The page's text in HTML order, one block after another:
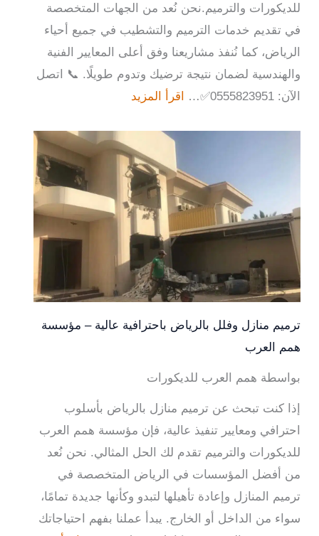
للديكورات والترميم.نحن نُعد من الجهات المتخصصة
في تقديم خدمات الترميم والتشطيب في جميع أحياء
الرياض، كما نُنفذ مشاريعنا وفق أعلى المعايير الفنية
والهندسية لضمان نتيجة ترضيك وتدوم طويلًا. 📞 اتصل
الآن: 0555823951✅…
اقرأ المزيد
ترميم منازل وفلل بالرياض باحترافية عالية – مؤسسة
همم العرب
بواسطة همم العرب للديكورات
إذا كنت تبحث عن ترميم منازل بالرياض بأسلوب
احترافي ومعايير تنفيذ عالية، فإن مؤسسة همم العرب
للديكورات والترميم تقدم لك الحل المثالي. نحن نُعد
من أفضل المؤسسات في الرياض المتخصصة في
ترميم المنازل وإعادة تأهيلها لتبدو وكأنها جديدة تمامًا،
سواء من الداخل أو الخارج. يبدأ عملنا بفهم احتياجاتك